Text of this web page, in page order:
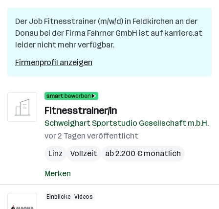
in
Der Job Fitnesstrainer (m/w/d) in Feldkirchen an der
Donau bei der Firma Fahrner GmbH ist auf karriere.at
leider nicht mehr verfügbar.
Firmenprofil anzeigen
Fitnesstrainer/in
Schweighart Sportstudio Gesellschaft m.b.H.
vor 2 Tagen veröffentlicht
Linz
Vollzeit ab 2.200 € monatlich
Merken
Einblicke Videos